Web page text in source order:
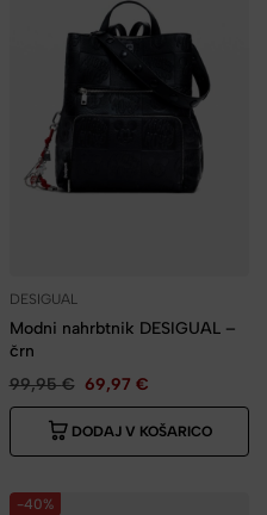
DESIGUAL
Modni nahrbtnik DESIGUAL –
črn
99,95€ 69,97 €
DODAJ V KOŠARICO
-40%